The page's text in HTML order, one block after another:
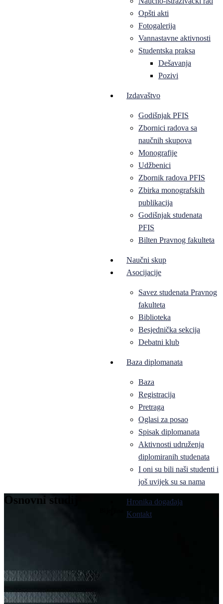
Opšti akti
Fotogalerija
Vannastavne aktivnosti
Studentska praksa
Dešavanja
Pozivi
Izdavaštvo
Godišnjak PFIS
Zbornici radova sa
naučnih skupova
Monografije
Udžbenici
Zbornik radova PFIS
Zbirka monografskih
publikacija
Godišnjak studenata
PFIS
Bilten Pravnog fakulteta
Naučni skup
Asocijacije
Savez studenata Pravnog
fakulteta
Biblioteka
Besjednička sekcija
Debatni klub
Baza diplomanata
Baza
Registracija
Pretraga
Oglasi za posao
Spisak diplomanata
Aktivnosti udruženja
diplomiranih studenata
I oni su bili naši studenti i
još uvijek su sa nama
Hronika događaja
Kontakt
Osnovni studij